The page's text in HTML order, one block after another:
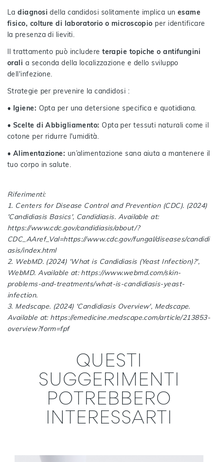
Ladiagnosi della candidosi solitamente implica un esame
fisico, colture di laboratorio o microscopio per identificare
la presenza di lieviti.
Il trattamento può includere terapie topiche o antifungini
orali a seconda della localizzazione e dello sviluppo
dell'infezione.
Strategie per prevenire la candidosi :
• Igiene: Opta per una detersione specifica e quotidiana.
• Scelte di Abbigliamento: Opta per tessuti naturali come il
cotone per ridurre l'umidità.
• Alimentazione: un’alimentazione sana aiuta a mantenere il
tuo corpo in salute.
Riferimenti:
1. Centers for Disease Control and Prevention (CDC). (2024)
'Candidiasis Basics', Candidiasis. Available at:
https://www.cdc.gov/candidiasis/about/?
CDC_AAref_Val=https://www.cdc.gov/fungal/diseases/candidi
asis/index.html
2. WebMD. (2024) 'What is Candidiasis (Yeast Infection)?',
WebMD. Available at: https://www.webmd.com/skin-
problems-and-treatments/what-is-candidiasis-yeast-
infection.
3. Medscape. (2024) 'Candidiasis Overview', Medscape.
Available at: https://emedicine.medscape.com/article/213853-
overview?form=fpf
QUESTI
SUGGERIMENTI
POTREBBERO
INTERESSARTI